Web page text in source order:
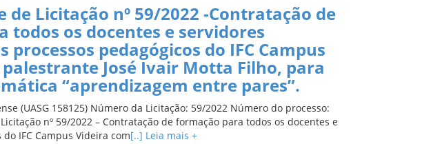
de Licitação nº 59/2022 -Contratação de
todos os docentes e servidores
processos pedagógicos do IFC Campus
José Ivair Motta Filho, para
“aprendizagem entre pares”.
(UASG 158125) Número da Licitação: 59/2022 Número do processo:
nº 59/2022 – Contratação de formação para todos os docentes e
IFC Campus Videira com[..] Leia mais +